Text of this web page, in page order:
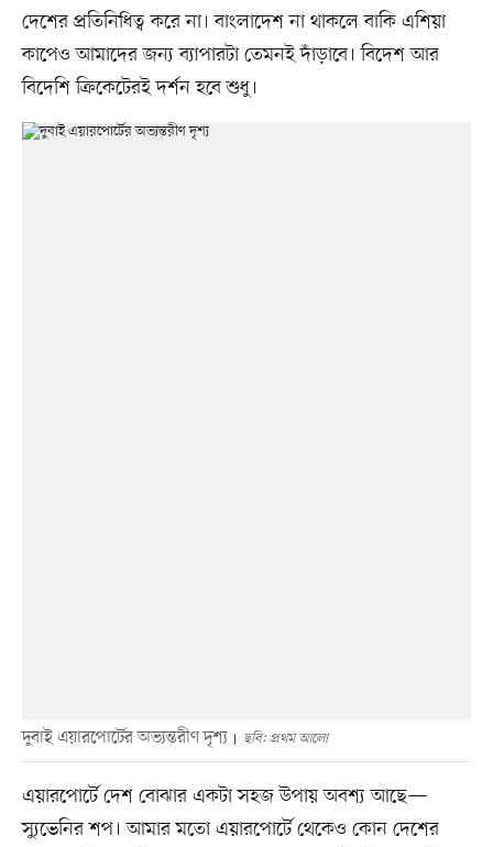
দেশের প্রতিনিধিত্ব করে না। বাংলাদেশ না থাকলে বাকি এশিয়া
কাপেও আমাদের জন্য ব্যাপারটা তেমনই দাঁড়াবে। বিদেশ আর
বিদেশি ক্রিকেটেরই দর্শন হবে শুধু।
দুবাই এয়ারপোর্টের অভ্যন্তরীণ দৃশ্য ছবি: প্রথম আলো
এয়ারপোর্টে দেশ বোঝার একটা সহজ উপায় অবশ্য আছে—
স্যুভেনির শপ। আমার মতো এয়ারপোর্টে থেকেও কোন দেশের